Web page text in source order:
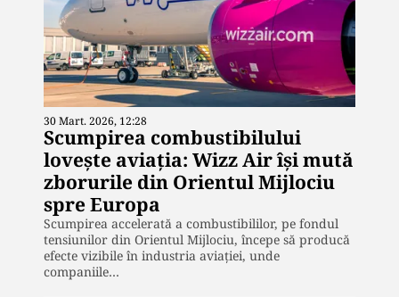
30 Mart. 2026, 12:28
Scumpirea combustibilului
lovește aviația: Wizz Air își mută
zborurile din Orientul Mijlociu
spre Europa
Scumpirea accelerată a combustibililor, pe fondul
tensiunilor din Orientul Mijlociu, începe să producă
efecte vizibile în industria aviației, unde
companiile…